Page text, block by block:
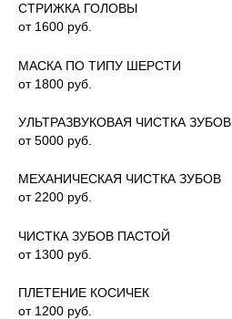
СТРИЖКА ГОЛОВЫ
от 1600 руб.
МАСКА ПО ТИПУ ШЕРСТИ
от 1800 руб.
УЛЬТРАЗВУКОВАЯ ЧИСТКА ЗУБОВ
от 5000 руб.
МЕХАНИЧЕСКАЯ ЧИСТКА ЗУБОВ
от 2200 руб.
ЧИСТКА ЗУБОВ ПАСТОЙ
от 1300 руб.
ПЛЕТЕНИЕ КОСИЧЕК
от 1200 руб.